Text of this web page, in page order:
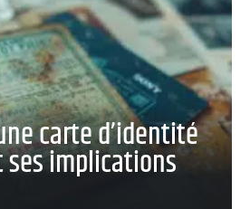
carte d’identité
implications